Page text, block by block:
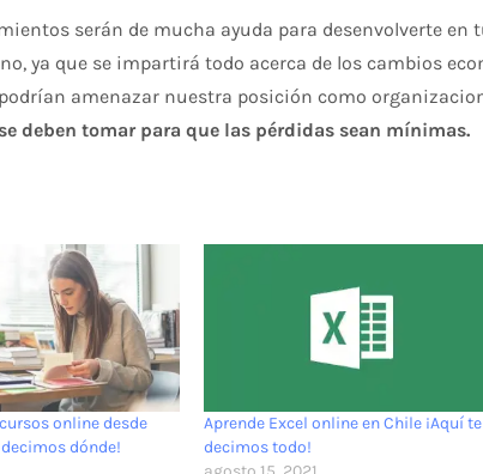
serán de mucha ayuda para desenvolverte
ya que se impartirá todo acerca de los cambios
amenazar nuestra posición como
deben tomar para que las pérdidas sean mínimas.
online desde
dónde!
Aprende Excel online en Chile ¡Aquí te
decimos todo!